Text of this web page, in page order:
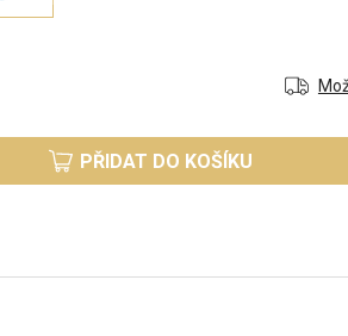
PŘIDAT DO KOŠÍKU